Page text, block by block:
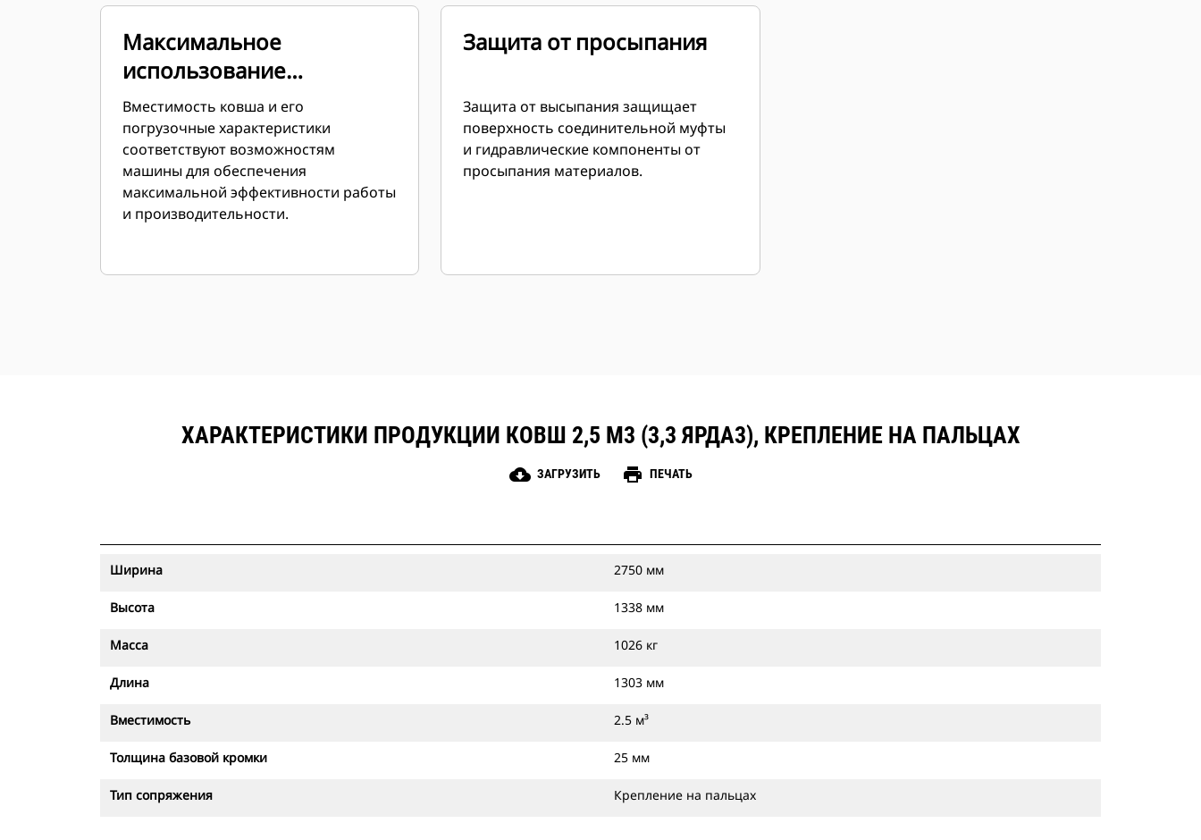
Максимальное
использование
возможностей машины
Вместимость ковша и его
погрузочные характеристики
соответствуют возможностям
машины для обеспечения
максимальной эффективности работы
и производительности.
Защита от просыпания
Защита от высыпания защищает
поверхность соединительной муфты
и гидравлические компоненты от
просыпания материалов.
ХАРАКТЕРИСТИКИ ПРОДУКЦИИ КОВШ 2,5 М3 (3,3 ЯРДА3), КРЕПЛЕНИЕ НА ПАЛЬЦАХ
cloud_download ЗАГРУЗИТЬ print ПЕЧАТЬ
Ширина 2750 мм
Высота 1338 мм
Масса 1026 кг
Длина 1303 мм
Вместимость 2.5 м³
Толщина базовой кромки 25 мм
Тип сопряжения Крепление на пальцах